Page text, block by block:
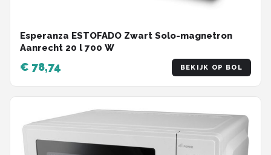
Esperanza ESTOFADO Zwart Solo-magnetron
Aanrecht 20 l 700 W
€ 78,74 BEKIJK OP BOL